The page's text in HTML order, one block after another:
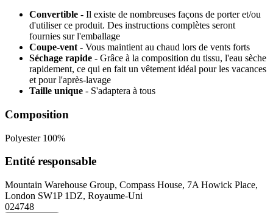
Convertible - Il existe de nombreuses façons de porter et/ou
d'utiliser ce produit. Des instructions complètes seront
fournies sur l'emballage
Coupe-vent - Vous maintient au chaud lors de vents forts
Séchage rapide - Grâce à la composition du tissu, l'eau sèche
rapidement, ce qui en fait un vêtement idéal pour les vacances
et pour l'après-lavage
Taille unique - S'adaptera à tous
Composition
Polyester 100%
Entité responsable
Mountain Warehouse Group, Compass House, 7A Howick Place,
London SW1P 1DZ, Royaume-Uni
024748